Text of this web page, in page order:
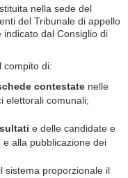
nella sede del
del Tribunale di appello
dal Consiglio di
compito di:
contestate nelle
elettorali comunali;
e delle candidate e
alla pubblicazione dei
sistema proporzionale il